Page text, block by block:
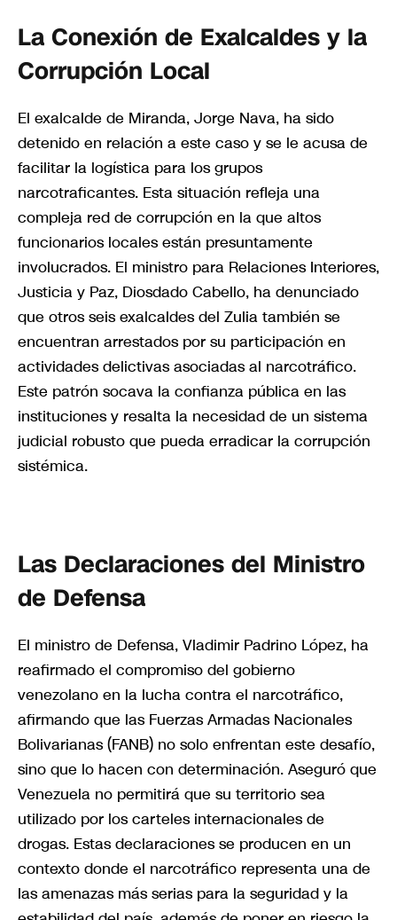
La Conexión de Exalcaldes y la
Corrupción Local
El exalcalde de Miranda, Jorge Nava, ha sido
detenido en relación a este caso y se le acusa de
facilitar la logística para los grupos
narcotraficantes. Esta situación refleja una
compleja red de corrupción en la que altos
funcionarios locales están presuntamente
involucrados. El ministro para Relaciones Interiores,
Justicia y Paz, Diosdado Cabello, ha denunciado
que otros seis exalcaldes del Zulia también se
encuentran arrestados por su participación en
actividades delictivas asociadas al narcotráfico.
Este patrón socava la confianza pública en las
instituciones y resalta la necesidad de un sistema
judicial robusto que pueda erradicar la corrupción
sistémica.
Las Declaraciones del Ministro
de Defensa
El ministro de Defensa, Vladimir Padrino López, ha
reafirmado el compromiso del gobierno
venezolano en la lucha contra el narcotráfico,
afirmando que las Fuerzas Armadas Nacionales
Bolivarianas (FANB) no solo enfrentan este desafío,
sino que lo hacen con determinación. Aseguró que
Venezuela no permitirá que su territorio sea
utilizado por los carteles internacionales de
drogas. Estas declaraciones se producen en un
contexto donde el narcotráfico representa una de
las amenazas más serias para la seguridad y la